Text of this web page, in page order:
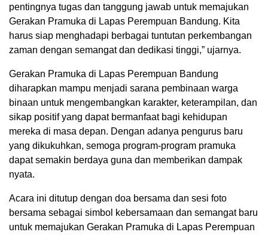
pentingnya tugas dan tanggung jawab untuk memajukan
Gerakan Pramuka di Lapas Perempuan Bandung. Kita
harus siap menghadapi berbagai tuntutan perkembangan
zaman dengan semangat dan dedikasi tinggi,” ujarnya.
Gerakan Pramuka di Lapas Perempuan Bandung
diharapkan mampu menjadi sarana pembinaan warga
binaan untuk mengembangkan karakter, keterampilan, dan
sikap positif yang dapat bermanfaat bagi kehidupan
mereka di masa depan. Dengan adanya pengurus baru
yang dikukuhkan, semoga program-program pramuka
dapat semakin berdaya guna dan memberikan dampak
nyata.
Acara ini ditutup dengan doa bersama dan sesi foto
bersama sebagai simbol kebersamaan dan semangat baru
untuk memajukan Gerakan Pramuka di Lapas Perempuan